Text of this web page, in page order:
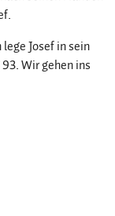
Josef in sein
Wir gehen ins